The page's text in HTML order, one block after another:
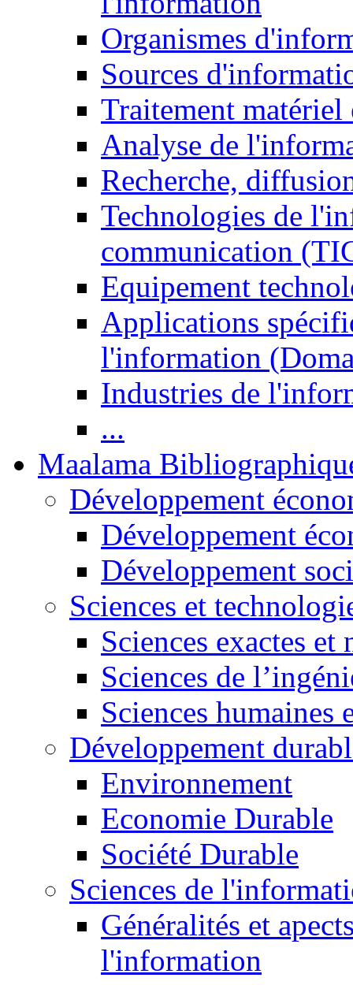
Organismes
Sources
Traitement matériel
Analyse de
Recherche,
Technologies de
communication
Equipement
Applications
l'information
Industries de
...
Maalama
Développement
Développement
Développement
Sciences et
Sciences exactes et
Sciences de
Sciences humaines
Développement
Environnement
Economie Durable
Société Durable
Sciences de
Généralités et
l'information